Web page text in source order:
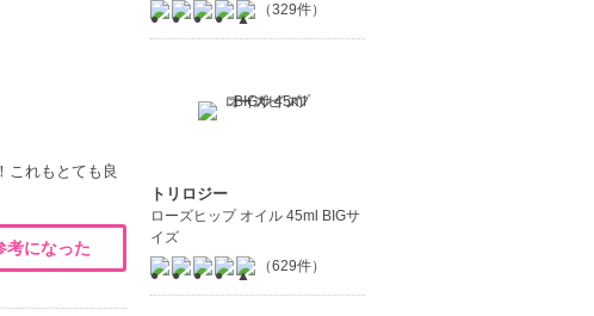
これもとても良
考になった
（329件）
トリロジー
ローズヒップ オイル 45ml BIGサ
イズ
（629件）